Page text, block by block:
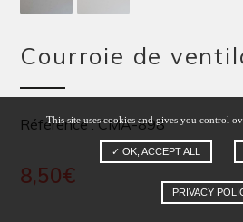
Courroie de
Référence : CMA-898
8,50€
This site uses cookies and gives you control
✓ OK, ACCEPT ALL
PRIVACY